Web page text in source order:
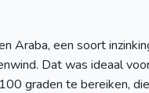
Araba, een soort
Dat was ideaal
graden te bereiken,